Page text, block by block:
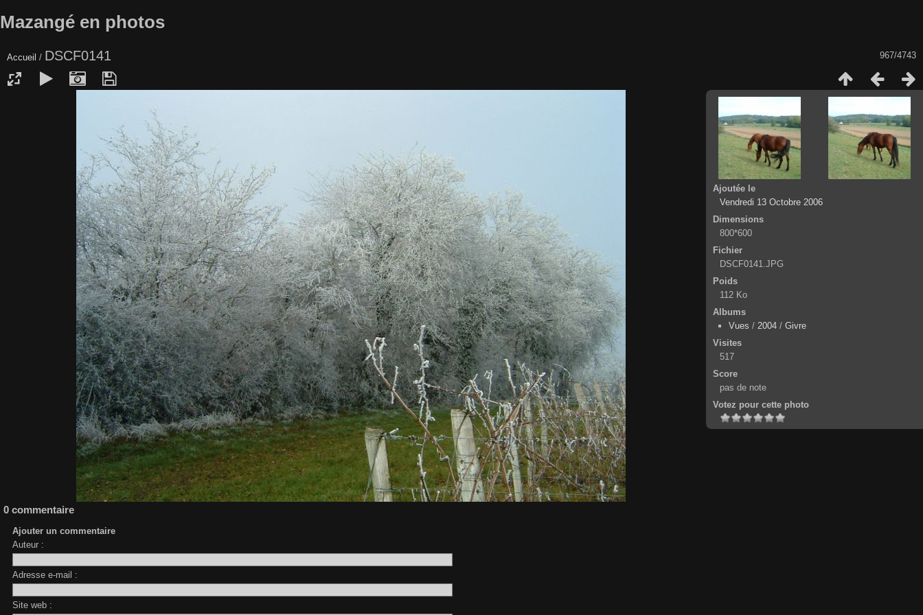
Mazangé en photos
967/4743
Accueil / DSCF0141
Ajoutée le
Vendredi 13 Octobre 2006
Dimensions
800*600
Fichier
DSCF0141.JPG
Poids
112 Ko
Albums
Vues / 2004 /Givre
Visites
517
Score
pas de note
Votez pour cette photo
0 commentaire
Ajouter un commentaire
Auteur :
Adresse e-mail :
Site web :